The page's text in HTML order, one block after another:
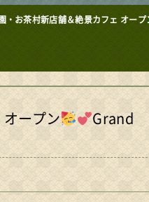
・お茶村新店舗＆絶景カフェ オープ
ープン Grand